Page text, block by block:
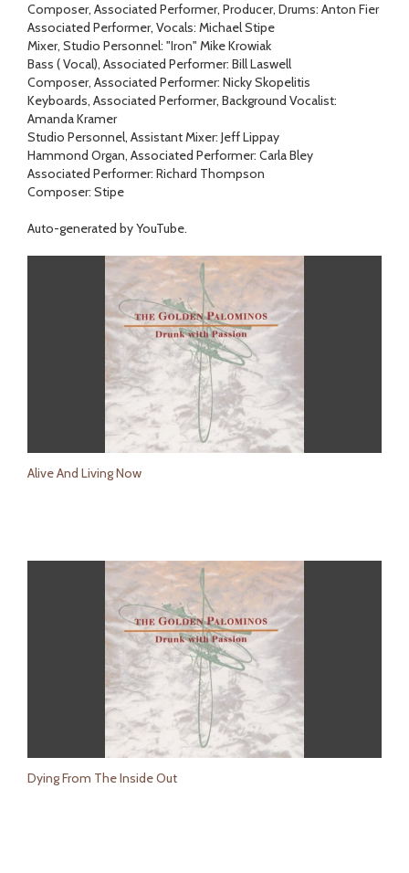
Composer, Associated Performer, Producer, Drums: Anton Fier
Associated Performer, Vocals: Michael Stipe
Mixer, Studio Personnel: "Iron" Mike Krowiak
Bass ( Vocal), Associated Performer: Bill Laswell
Composer, Associated Performer: Nicky Skopelitis
Keyboards, Associated Performer, Background Vocalist:
Amanda Kramer
Studio Personnel, Assistant Mixer: Jeff Lippay
Hammond Organ, Associated Performer: Carla Bley
Associated Performer: Richard Thompson
Composer: Stipe
Auto-generated by YouTube.
Alive And Living Now
Dying From The Inside Out